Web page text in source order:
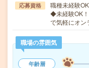
応募資格
職種未経験
◆未経験OK
で気軽にオ
職場の雰囲気
年齢層